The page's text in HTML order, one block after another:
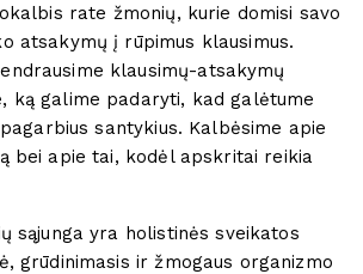
rate žmonių, kurie domisi savo
atsakymų į rūpimus klausimus.
klausimų-atsakymų
ką galime padaryti, kad galėtume
santykius. Kalbėsime apie
bei apie tai, kodėl apskritai reikia
sąjunga yra holistinės sveikatos
grūdinimasis ir žmogaus organizmo